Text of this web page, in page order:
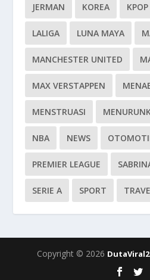
JERMAN KOREA KPOP
LALIGA LUNA MAYA
MANCHESTER UNITED
MAX VERSTAPPEN
MENSTRUASI
NBA NEWS
PREMIER LEAGUE
SERIE A SPORT
Copyright © 2026